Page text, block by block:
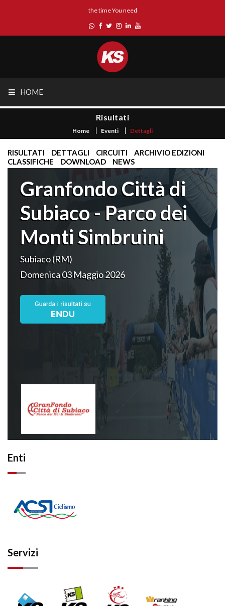
the time You need
HOME
Risultati
Home Eventi Dettagli
RISULTATI DETTAGLI CIRCUITI
ARCHIVIO EDIZIONI
CLASSIFICHE
DOWNLOAD NEWS
Granfondo Città di
Subiaco - Parco dei
Monti Simbruini
Subiaco (RM)
Domenica 03 Maggio 2026
Enti
Servizi